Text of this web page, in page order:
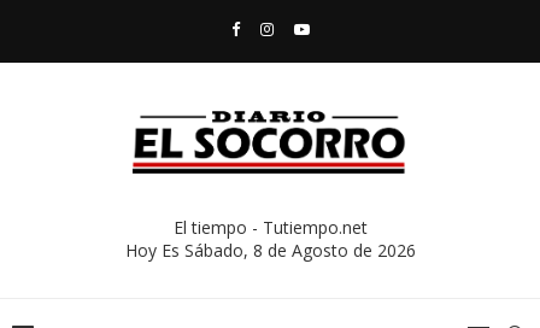
El tiempo - Tutiempo.net
Hoy Es Sábado, 8 de Agosto de 2026